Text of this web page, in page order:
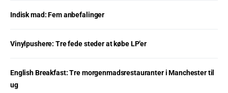
Indisk mad: Fem anbefalinger
Vinylpushere: Tre fede steder at købe LP’er
English Breakfast: Tre morgenmadsrestauranter i Manchester til
ug